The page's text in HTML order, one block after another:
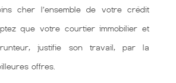
cher l’ensemble de votre crédit
que votre courtier immobilier et
justifie son travail, par la
offres.